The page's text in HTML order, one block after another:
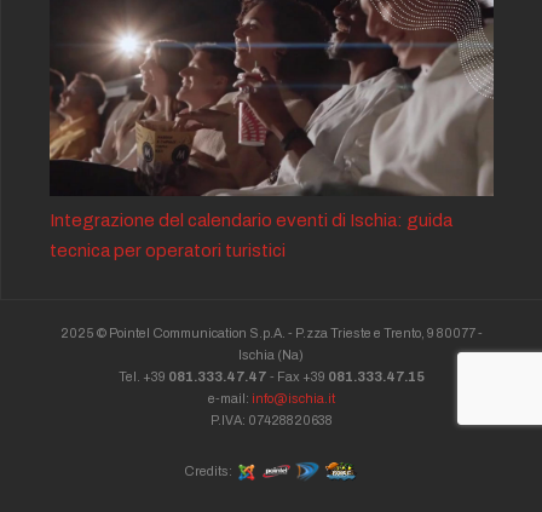
Integrazione del calendario eventi di Ischia: guida
tecnica per operatori turistici
2025 © Pointel Communication S.p.A. - P.zza Trieste e Trento, 9 80077 -
Ischia (Na)
Tel. +39 081.333.47.47 - Fax +39 081.333.47.15
e-mail: info@ischia.it
P.IVA: 07428820638
Credits: